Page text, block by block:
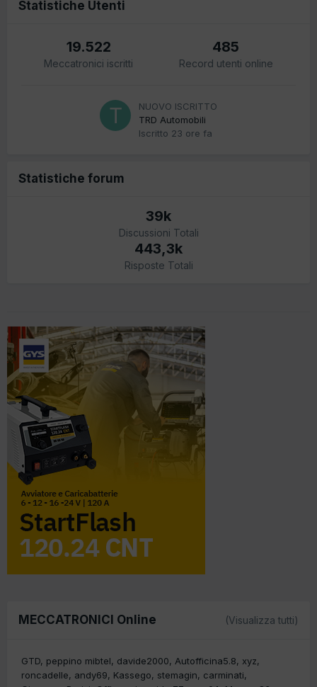
Statistiche Utenti
19.522
Meccatronici iscritti
485
Record utenti online
NUOVO ISCRITTO
TRD Automobili
Iscritto 23 ore fa
Statistiche forum
39k
Discussioni Totali
443,3k
Risposte Totali
MECCATRONICI Online (Visualizza tutti)
GTD peppino mibtel davide2000 Autofficina5.8
xyz
roncadelle
andy69 Kassego stemagin
carminati